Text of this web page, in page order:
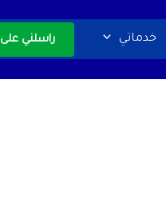
خدماتي راسلني على WhatsApp